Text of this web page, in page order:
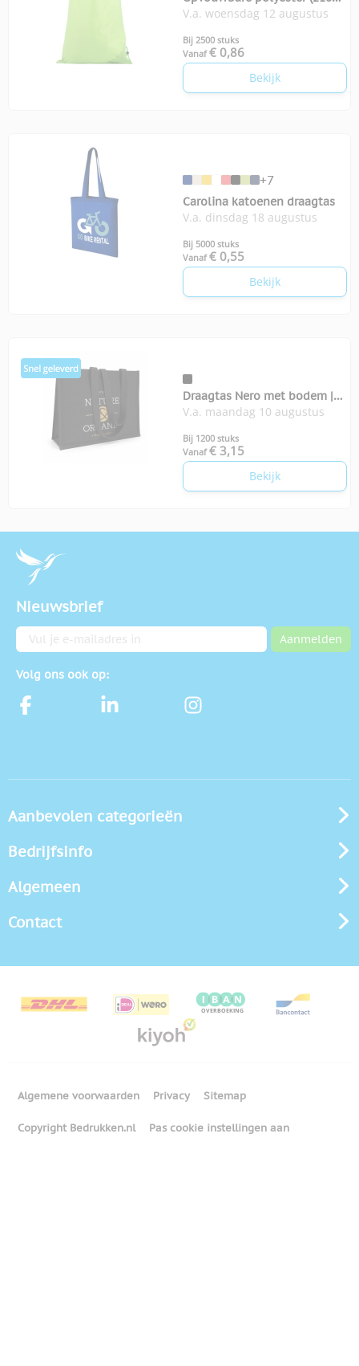
boodschappentas
V.a. woensdag 12 augustus
Bij 2500 stuks
Vanaf € 0,86
Bekijk
+7
Carolina katoenen draagtas
V.a. dinsdag 18 augustus
Bij 5000 stuks
Vanaf € 0,55
Bekijk
Draagtas Nero met bodem |
350-grams
V.a. maandag 10 augustus
Bij 1200 stuks
Vanaf € 3,15
Bekijk
Nieuwsbrief
E-mailadres Aanmelden
Volg ons ook op:
Aanbevolen categorieën
Bedrijfsinfo
Algemeen
Contact
Algemene voorwaarden Privacy Sitemap
Copyright Bedrukken.nl Pas cookie instellingen aan